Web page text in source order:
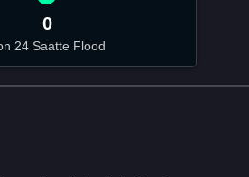
0
24 Saatte Flood